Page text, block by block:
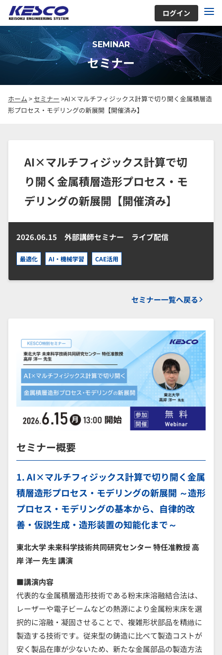
ログイン
SEMINAR
セミナー
ホーム >セミナー >AI×マルチフィジックス計算で切り開く金属積層造
形プロセス・モデリングの新展開【開催済み】
AI×マルチフィジックス計算で切
り開く金属積層造形プロセス・モ
デリングの新展開【開催済み】
2026.06.15 外部講師セミナー ライブ配信
最適化 AI・機械学習 CAE活用
セミナー一覧へ戻る
セミナー概要
1. AI×マルチフィジックス計算で切り開く金属
積層造形プロセス・モデリングの新展開 ～造形
プロセス・モデリングの基本から、自律的改
善・仮説生成・造形装置の知能化まで～
東北大学 未来科学技術共同研究センター 特任准教授 高
岸 洋一 先生 講演
■講演内容
代表的な金属積層造形技術である粉末床溶融結合法は、
レーザーや電子ビームなどの熱源により金属粉末床を選
択的に溶融・凝固させることで、複雑形状部品を精緻に
製造する技術です。従来型の鋳造に比べて製造コストが
安く製品在庫が少ないため、新たな金属部品の製造方法